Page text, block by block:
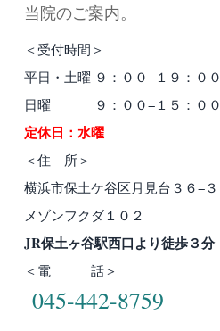
当院のご案内。
＜受付時間＞
平日・土曜 ９：００−１９：００
日曜 ９：００−１５：００
定休日：水曜
＜住 所＞
横浜市保土ケ谷区月見台３６−３
メゾンフクダ１０２
JR保土ヶ谷駅西口より徒歩３分
＜電 話＞
045-442-8759